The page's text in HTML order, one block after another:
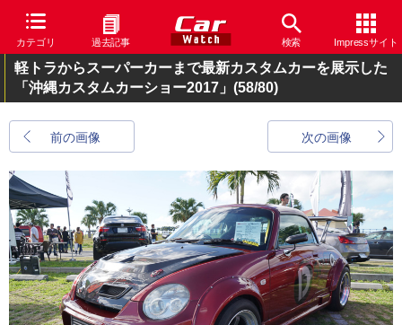
カテゴリ 過去記事 検索 Impressサイト
軽トラからスーパーカーまで最新カスタムカーを展示した
「沖縄カスタムカーショー2017」 (58/80)
前の画像 次の画像